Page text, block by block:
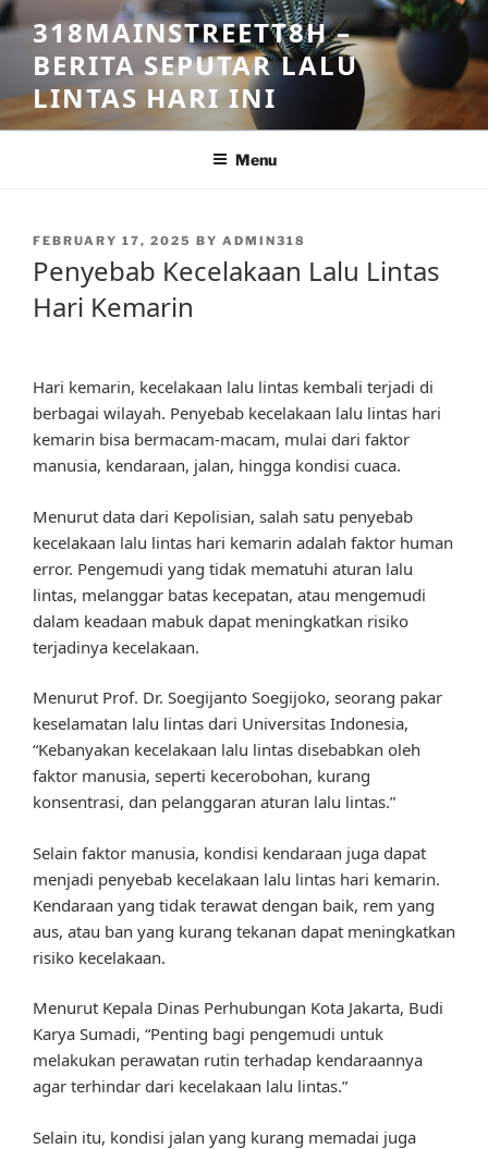
Skip
to
content
318MAINSTREETT8H –
BERITA SEPUTAR LALU
LINTAS HARI INI
Menu
POSTED
FEBRUARY 17, 2025 BY ADMIN318
Penyebab Kecelakaan Lalu Lintas
Hari Kemarin
Hari kemarin, kecelakaan lalu lintas kembali terjadi di
berbagai wilayah. Penyebab kecelakaan lalu lintas hari
kemarin bisa bermacam-macam, mulai dari faktor
manusia, kendaraan, jalan, hingga kondisi cuaca.
Menurut data dari Kepolisian, salah satu penyebab
kecelakaan lalu lintas hari kemarin adalah faktor human
error. Pengemudi yang tidak mematuhi aturan lalu
lintas, melanggar batas kecepatan, atau mengemudi
dalam keadaan mabuk dapat meningkatkan risiko
terjadinya kecelakaan.
Menurut Prof. Dr. Soegijanto Soegijoko, seorang pakar
keselamatan lalu lintas dari Universitas Indonesia,
“Kebanyakan kecelakaan lalu lintas disebabkan oleh
faktor manusia, seperti kecerobohan, kurang
konsentrasi, dan pelanggaran aturan lalu lintas.”
Selain faktor manusia, kondisi kendaraan juga dapat
menjadi penyebab kecelakaan lalu lintas hari kemarin.
Kendaraan yang tidak terawat dengan baik, rem yang
aus, atau ban yang kurang tekanan dapat meningkatkan
risiko kecelakaan.
Menurut Kepala Dinas Perhubungan Kota Jakarta, Budi
Karya Sumadi, “Penting bagi pengemudi untuk
melakukan perawatan rutin terhadap kendaraannya
agar terhindar dari kecelakaan lalu lintas.”
Selain itu, kondisi jalan yang kurang memadai juga